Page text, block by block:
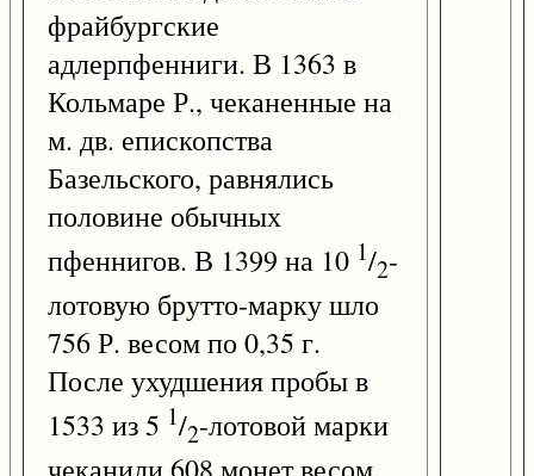
фрайбургские
адлерпфенниги. В 1363 в
Кольмаре Р., чеканенные на
м. дв. епископства
Базельского, равнялись
половине обычных
пфеннигов. В 1399 на 10 1/2-
лотовую брутто-марку шло
756 Р. весом по 0,35 г.
После ухудшения пробы в
1533 из 5 1/2-лотовой марки